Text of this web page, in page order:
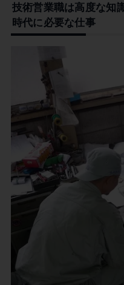
技術営業職は高度な知
時代に必要な仕事